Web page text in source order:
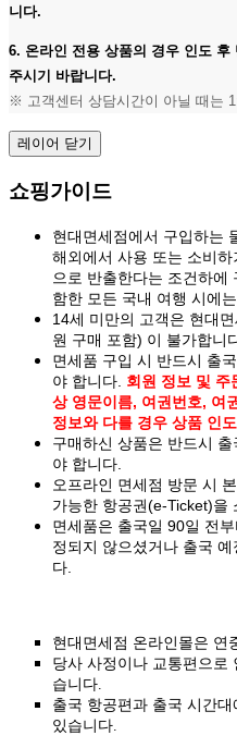
니다.
6. 온라인 전용 상품의 경우 인도 후
주시기 바랍니다.
※ 고객센터 상담시간이 아닐 때는
레이어 닫기
쇼핑가이드
현대면세점에서 구입하는
해외에서 사용 또는 소비
으로 반출한다는 조건하에
함한 모든 국내 여행 시에
14세 미만의 고객은 현대
원 구매 포함) 이 불가합니
면세품 구입 시 반드시 출
야 합니다. 회원 정보 및 주
상 영문이름, 여권번호, 여
정보와 다를 경우 상품 인
구매하신 상품은 반드시
야 합니다.
오프라인 면세점 방문 시
가능한 항공권(e-Ticket)을
면세품은 출국일 90일 전
정되지 않으셨거나 출국
다.
현대면세점 온라인몰은 연
당사 사정이나 교통편으로
습니다.
출국 항공편과 출국 시간
있습니다.